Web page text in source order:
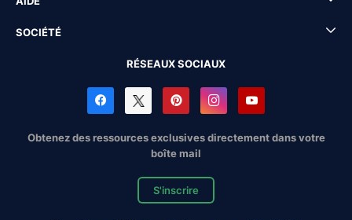
SOCIÉTÉ
RÉSEAUX SOCIAUX
Obtenez des ressources exclusives directement dans votre
boîte mail
S'inscrire